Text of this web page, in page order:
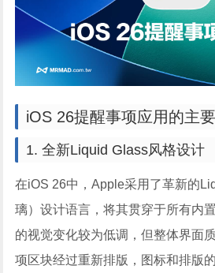
iOS 26提醒事项应用的主
1. 全新Liquid Glass风格设计
在iOS 26中，Apple采用了革新的
璃）设计语言，将其贯穿于所有内
的视觉变化较为低调，但整体界面
项区块经过重新排版，图标和排版